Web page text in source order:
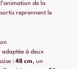
de la
reprennent le
à deux
: 48 cm, un